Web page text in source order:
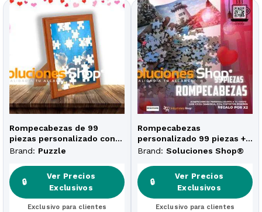
Rompecabezas de 99
piezas personalizado con
portarretrato
Brand: Puzzle
🔒
Ver Precios
Exclusivos
Exclusivo para clientes
Rompecabezas
personalizado 99 piezas +
Taza gratis
Brand: Soluciones Shop®
🔒
Ver Precios
Exclusivos
Exclusivo para clientes